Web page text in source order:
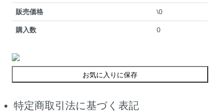
販売価格 \0
購入数 0
お気に入りに保存
特定商取引法に基づく表記